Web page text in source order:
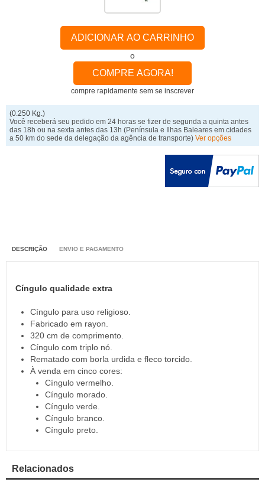
ADICIONAR AO CARRINHO
o
COMPRE AGORA!
compre rapidamente sem se inscrever
(0.250 Kg.)
Você receberá seu pedido em 24 horas se fizer de segunda a quinta antes
das 18h ou na sexta antes das 13h(Península e Ilhas Baleares em cidades
a 50 km do sede da delegação da agência de transporte) Ver opções
DESCRIÇÃO ENVIO E PAGAMENTO
Cíngulo qualidade extra
Cíngulo para uso religioso.
Fabricado em rayon.
320 cm de comprimento.
Cíngulo com triplo nó.
Rematado com borla urdida e fleco torcido.
À venda em cinco cores:
Cíngulo vermelho.
Cíngulo morado.
Cíngulo verde.
Cíngulo branco.
Cíngulo preto.
Relacionados